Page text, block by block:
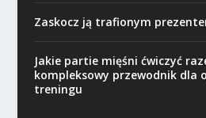
Zaskocz ją trafionym
Jakie partie mięśni ćwiczyć
kompleksowy przewodnik dla
treningu